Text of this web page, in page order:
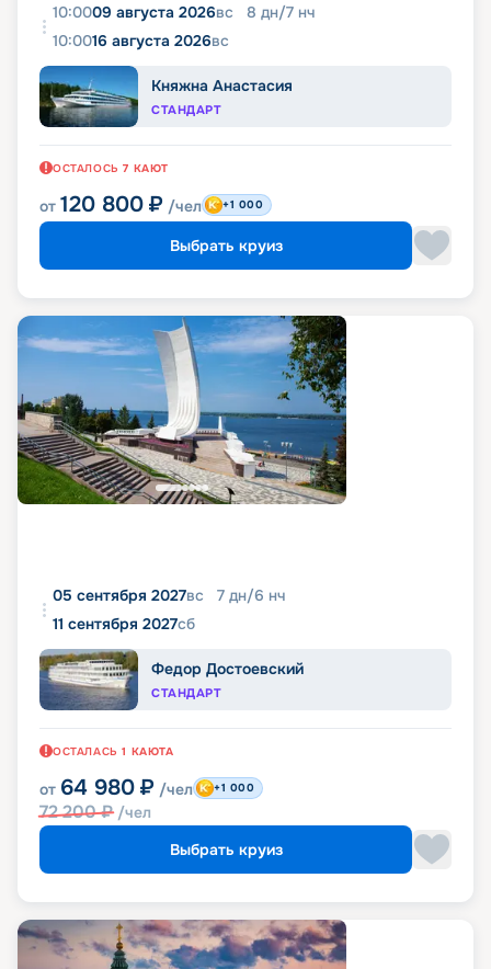
10:0009 августа 2026вс 8 дн/7 нч
10:0016 августа 2026вс
Княжна Анастасия
СТАНДАРТ
ОСТАЛОСЬ 7 КАЮТ
от 120 800 ₽ /чел +1 000
Выбрать круиз
05 сентября 2027вс 7 дн/6 нч
11 сентября 2027сб
Федор Достоевский
СТАНДАРТ
ОСТАЛАСЬ 1 КАЮТА
от 64 980 ₽ /чел
72 200₽ /чел
+1 000
Выбрать круиз